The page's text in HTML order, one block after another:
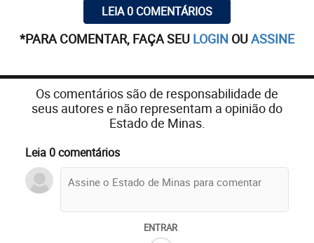
LEIA 0 COMENTÁRIOS
*PARA COMENTAR, FAÇA SEU LOGIN OUASSINE
Os comentários são de responsabilidade de
seus autores e não representam a opinião do
Estado de Minas.
Leia 0 comentários
ENTRAR